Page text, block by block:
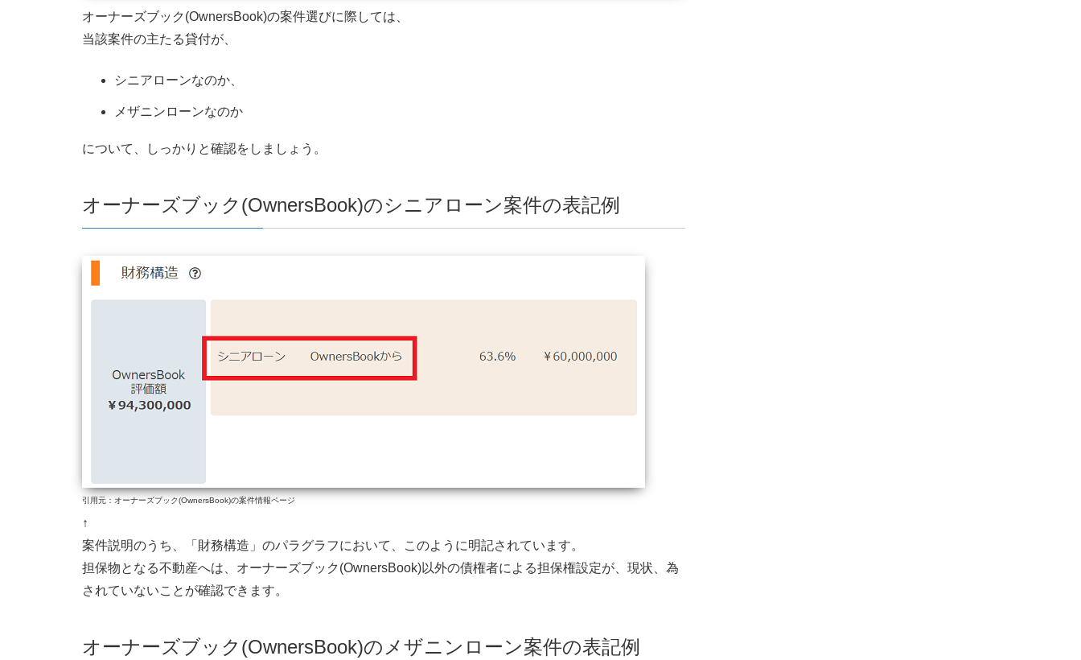
オーナーズブック(OwnersBook)の案件選びに際しては、
当該案件の主たる貸付が、
シニアローンなのか、
メザニンローンなのか
について、しっかりと確認をしましょう。
オーナーズブック(OwnersBook)のシニアローン案件の表記例
引用元：オーナーズブック(OwnersBook)の案件情報ページ
↑
案件説明のうち、「財務構造」のパラグラフにおいて、このように明記されています。
担保物となる不動産へは、オーナーズブック(OwnersBook)以外の債権者による担保権設定が、現状、為
されていないことが確認できます。
オーナーズブック(OwnersBook)のメザニンローン案件の表記例